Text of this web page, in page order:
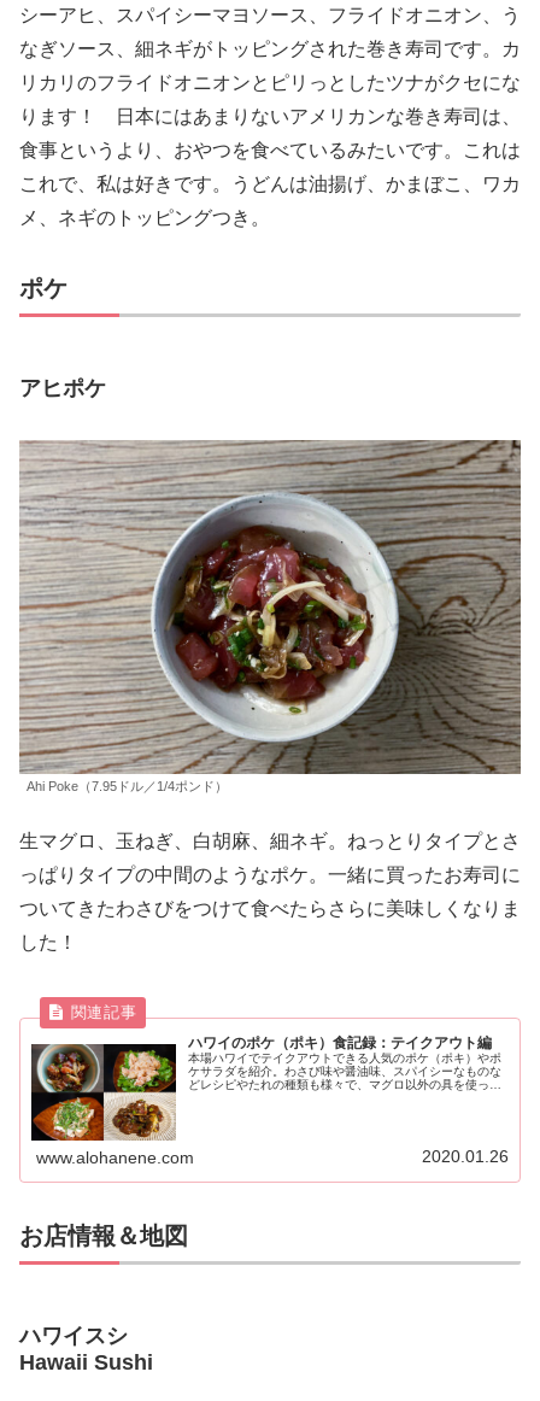
シーアヒ、スパイシーマヨソース、フライドオニオン、う
なぎソース、細ネギがトッピングされた巻き寿司です。カ
リカリのフライドオニオンとピリっとしたツナがクセにな
ります！ 日本にはあまりないアメリカンな巻き寿司は、
食事というより、おやつを食べているみたいです。これは
これで、私は好きです。うどんは油揚げ、かまぼこ、ワカ
メ、ネギのトッピングつき。
ポケ
アヒポケ
Ahi Poke（7.95ドル／1/4ポンド）
生マグロ、玉ねぎ、白胡麻、細ネギ。ねっとりタイプとさ
っぱりタイプの中間のようなポケ。一緒に買ったお寿司に
ついてきたわさびをつけて食べたらさらに美味しくなりま
した！
ハワイのポケ（ポキ）食記録：テイクアウト編
本場ハワイでテイクアウトできる人気のポケ（ポキ）やポ
ケサラダを紹介。わさび味や醤油味、スパイシーなものな
どレシピやたれの種類も様々で、マグロ以外の具を使った
www.alohanene.com 2020.01.26
お店情報＆地図
ハワイスシ
Hawaii Sushi